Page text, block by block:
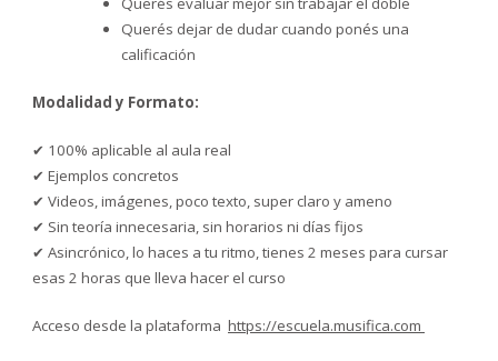
Querés dejar de dudar cuando ponés una
calificación
Modalidad y Formato:
✔ 100% aplicable al aula real
✔ Ejemplos concretos
✔ Videos, imágenes, poco texto, super claro y ameno
✔ Sin teoría innecesaria, sin horarios ni días fijos
✔ Asincrónico, lo haces a tu ritmo, tienes 2 meses para cursar
esas 2 horas que lleva hacer el curso
Acceso desde la plataforma https://escuela.musifica.com